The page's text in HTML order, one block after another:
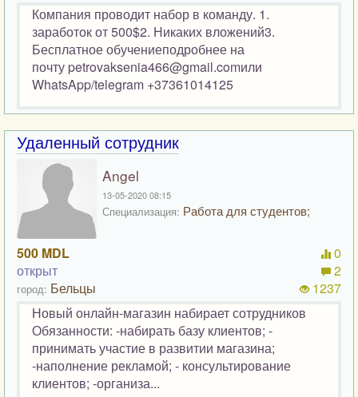
Компания проводит набор в команду. 1.
заработок от 500$2. Никаких вложений3.
Бесплатное обучениеподробнее на
почту petrovaksenia466@gmail.comили
WhatsApp/telegram +37361014125
Удаленный сотрудник
Angel
13-05-2020 08:15
Специализация: Работа для студентов;
500 MDL
открыт
город: Бельцы
0
2
1237
Новый онлайн-магазин набирает сотрудников
Обязанности: -набирать базу клиентов; -
принимать участие в развитии магазина;
-наполнение рекламой; - консультирование
клиентов; -организа...